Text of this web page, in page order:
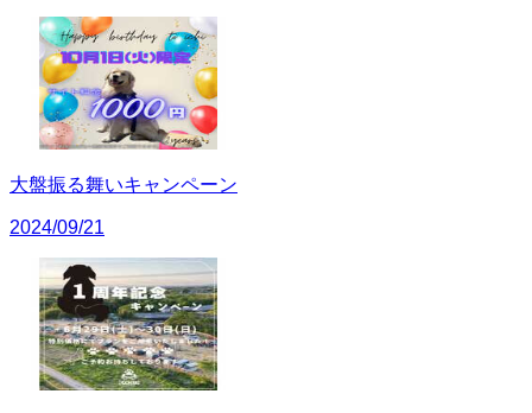
大盤振る舞いキャンペーン
2024/09/21